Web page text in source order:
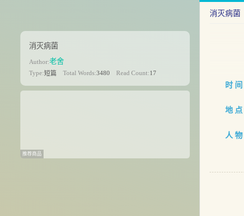
消灭病菌
时 间
地 点
人 物
消灭病菌
Author:老舍
Type:短篇 Total Words:3480 Read Count:17
推荐商品